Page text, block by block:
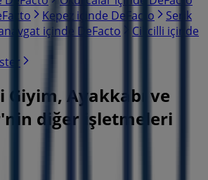
Kepez içinde DeFacto
Serik
içinde DeFacto
Cikcilli içinde
Ayakkabı ve
diğer işletmeleri